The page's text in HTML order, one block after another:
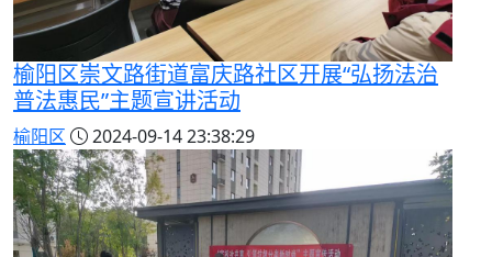
榆阳区崇文路街道富庆路社区开展“弘扬法治
普法惠民”主题宣讲活动
榆阳区 2024-09-14 23:38:29